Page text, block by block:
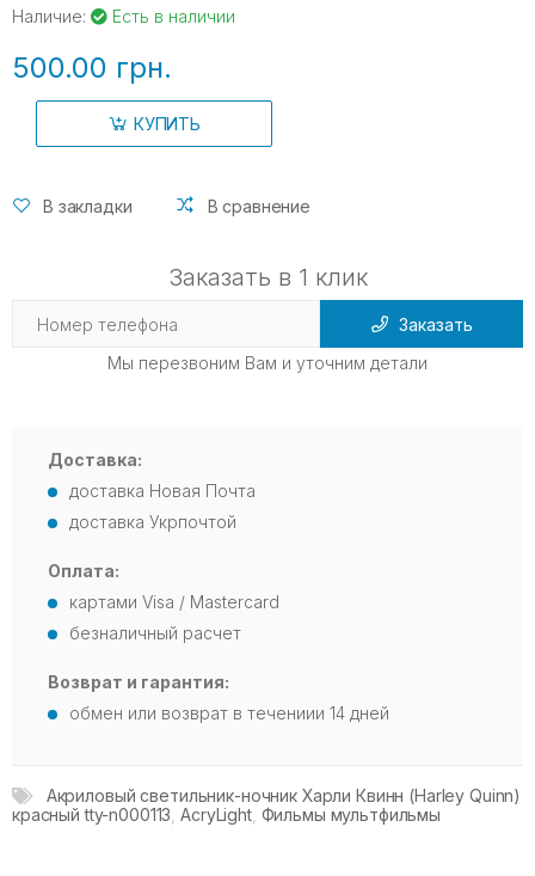
Наличие: Есть в наличии
500.00 грн.
КУПИТЬ
В закладки В сравнение
Заказать в 1 клик
Заказать
Мы перезвоним Вам и уточним детали
Доставка:
доставка Новая Почта
доставка Укрпочтой
Оплата:
картами Visa / Mastercard
безналичный расчет
Возврат и гарантия:
обмен или возврат в течениии 14 дней
Акриловый светильник-ночник Харли Квинн (Harley Quinn)
красный tty-n000113,AcryLight, Фильмы мультфильмы